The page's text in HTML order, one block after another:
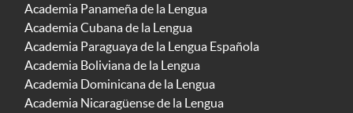
Academia Panameña de la Lengua
Academia Cubana de la Lengua
Academia Paraguaya de la Lengua Española
Academia Boliviana de la Lengua
Academia Dominicana de la Lengua
Academia Nicaragüense de la Lengua